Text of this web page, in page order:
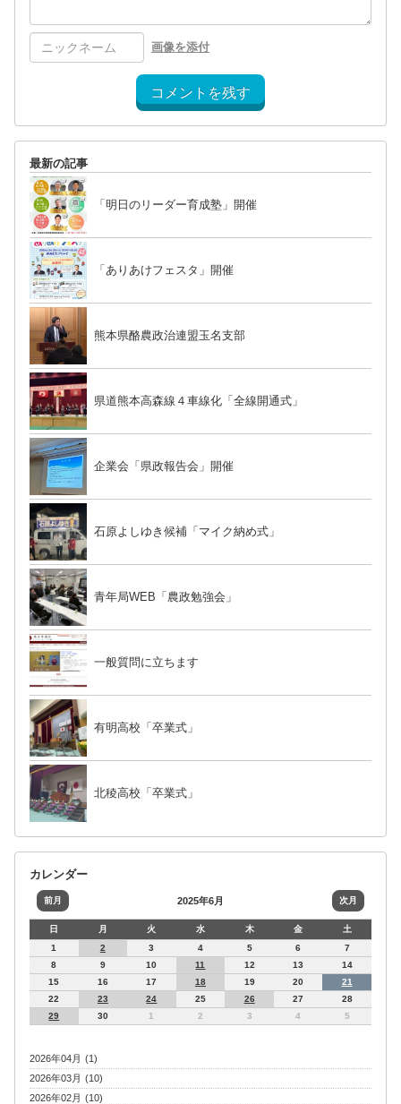
画像を添付
コメントを残す
最新の記事
「明日のリーダー育成塾」開催
「ありあけフェスタ」開催
熊本県酪農政治連盟玉名支部
県道熊本高森線４車線化「全線開通式」
企業会「県政報告会」開催
石原よしゆき候補「マイク納め式」
青年局WEB「農政勉強会」
一般質問に立ちます
有明高校「卒業式」
北稜高校「卒業式」
カレンダー
前月 2025年6月 次月
日 月 火 水 木 金
土
1
2 3 4 5 6
7
8
9 10 11 12 13
14
15
16 17 18 19 20
21
22
23 24 25 26 27
28
29
30 1 2 3 4 5
2026年04月 (1)
2026年03月 (10)
2026年02月 (10)